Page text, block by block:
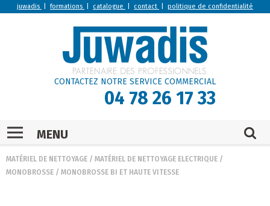
juwadis |formations catalogue contact politique de confidentialité
CONTACTEZ NOTRE SERVICE COMMERCIAL
04 78 26 17 33
MENU
MATÉRIEL DE NETTOYAGE / MATÉRIEL DE NETTOYAGE ELECTRIQUE /
MONOBROSSE / MONOBROSSE BI ET HAUTE VITESSE